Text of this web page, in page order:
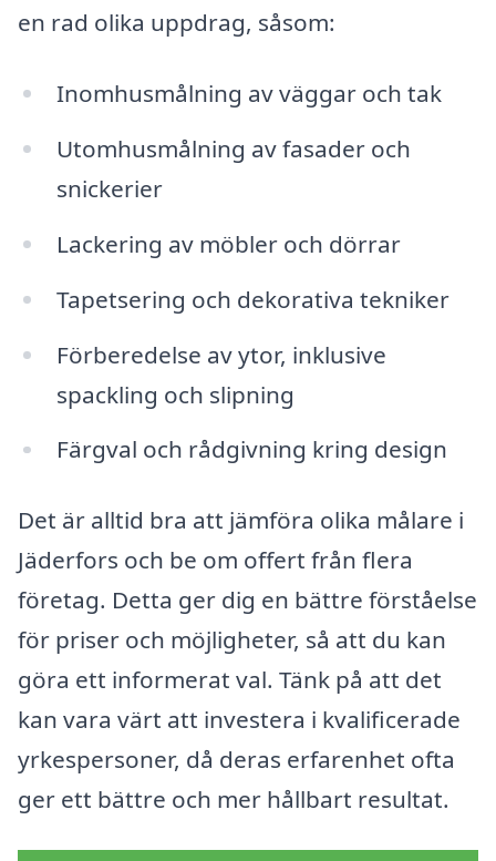
en rad olika uppdrag, såsom:
Inomhusmålning av väggar och tak
Utomhusmålning av fasader och
snickerier
Lackering av möbler och dörrar
Tapetsering och dekorativa tekniker
Förberedelse av ytor, inklusive
spackling och slipning
Färgval och rådgivning kring design
Det är alltid bra att jämföra olika målare i
Jäderfors och be om offert från flera
företag. Detta ger dig en bättre förståelse
för priser och möjligheter, så att du kan
göra ett informerat val. Tänk på att det
kan vara värt att investera i kvalificerade
yrkespersoner, då deras erfarenhet ofta
ger ett bättre och mer hållbart resultat.